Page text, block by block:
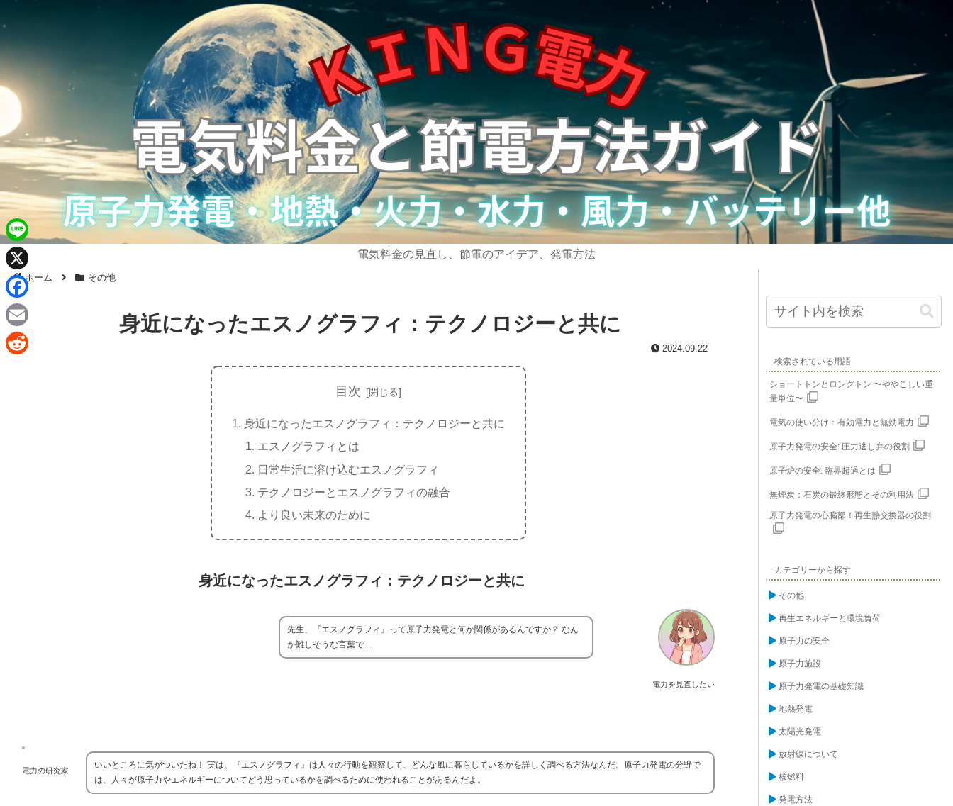
電気料金の見直し、節電のアイデア、発電方法
ホーム その他
身近になったエスノグラフィ：テクノロジーと共に
2024.09.22
目次
身近になったエスノグラフィ：テクノロジーと共に
エスノグラフィとは
日常生活に溶け込むエスノグラフィ
テクノロジーとエスノグラフィの融合
より良い未来のために
身近になったエスノグラフィ：テクノロジーと共に
電力を見直したい
先生、『エスノグラフィ』って原子力発電と何か関係があるんですか？ なん
か難しそうな言葉で…
電力の研究家
いいところに気がついたね！ 実は、『エスノグラフィ』は人々の行動を観察して、どんな風に暮らしているかを詳しく調べる方法なんだ。原子力発電の分野で
は、人々が原子力やエネルギーについてどう思っているかを調べるために使われることがあるんだよ。
検索されている用語
ショートトンとロングトン 〜ややこしい重
量単位〜
電気の使い分け：有効電力と無効電力
原子力発電の安全: 圧力逃し弁の役割
原子炉の安全: 臨界超過とは
無煙炭：石炭の最終形態とその利用法
原子力発電の心臓部！再生熱交換器の役割
カテゴリーから探す
その他
再生エネルギーと環境負荷
原子力の安全
原子力施設
原子力発電の基礎知識
地熱発電
太陽光発電
放射線について
核燃料
発電方法
L
n
e
X
F
a
c
E